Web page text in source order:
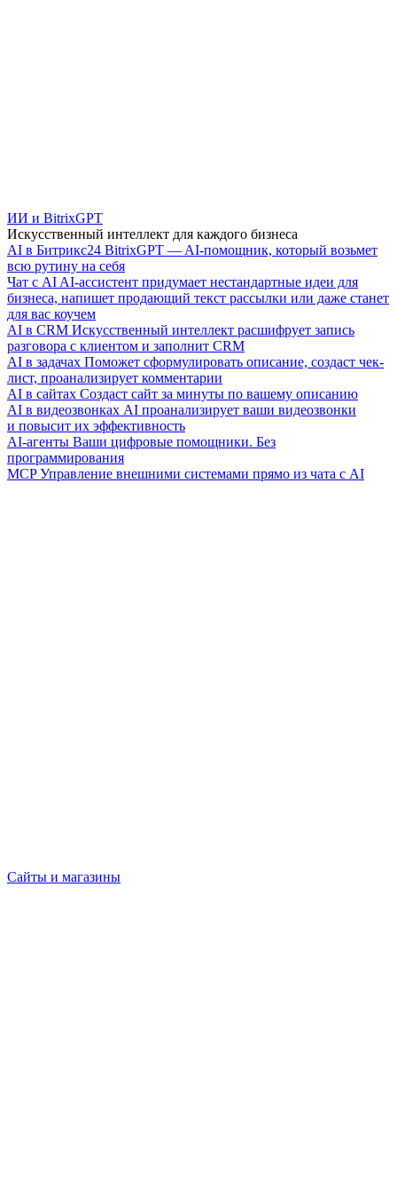
ИИ и BitrixGPT
Искусственный интеллект для каждого бизнеса
AI в Битрикс24 BitrixGPT — AI-помощник, который возьмет
всю рутину на себя
Чат с AI AI-ассистент придумает нестандартные идеи для
бизнеса, напишет продающий текст рассылки или даже станет
для вас коучем
AI в CRM Искусственный интеллект расшифрует запись
разговора с клиентом и заполнит CRM
AI в задачах Поможет сформулировать описание, создаст чек-
лист, проанализирует комментарии
AI в сайтах Создаст сайт за минуты по вашему описанию
AI в видеозвонках AI проанализирует ваши видеозвонки
и повысит их эффективность
AI-агенты Ваши цифровые помощники. Без
программирования
MCP Управление внешними системами прямо из чата с AI
Сайты и магазины